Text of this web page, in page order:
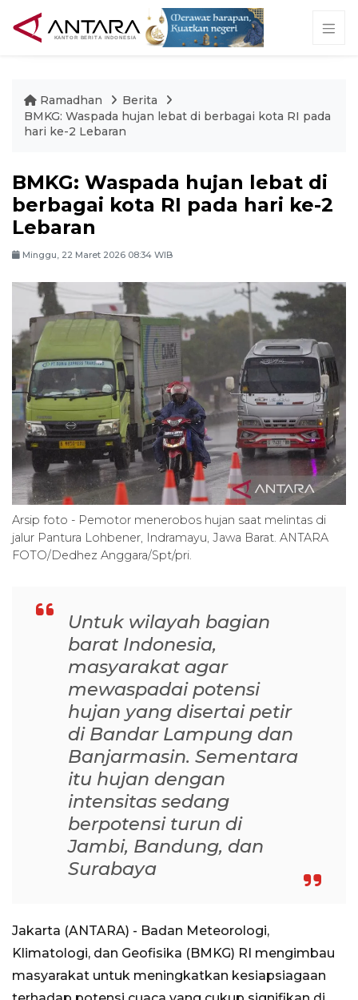
Ramadhan
Berita
BMKG: Waspada hujan lebat di berbagai kota RI pada
hari ke-2 Lebaran
BMKG: Waspada hujan lebat di
berbagai kota RI pada hari ke-2
Lebaran
Minggu, 22 Maret 2026 08:34 WIB
Arsip foto - Pemotor menerobos hujan saat melintas di
jalur Pantura Lohbener, Indramayu, Jawa Barat. ANTARA
FOTO/Dedhez Anggara/Spt/pri.
Untuk wilayah bagian
barat Indonesia,
masyarakat agar
mewaspadai potensi
hujan yang disertai petir
di Bandar Lampung dan
Banjarmasin. Sementara
itu hujan dengan
intensitas sedang
berpotensi turun di
Jambi, Bandung, dan
Surabaya
Jakarta (ANTARA) - Badan Meteorologi,
Klimatologi, dan Geofisika (BMKG) RI mengimbau
masyarakat untuk meningkatkan kesiapsiagaan